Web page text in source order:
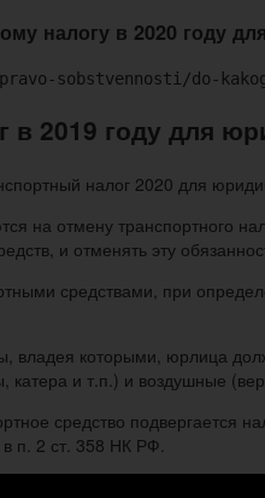
налогу в 2020 году
sobstvennosti/do-
в 2019 году для
на отмену транспортного
и отменять эту
средствами, при
которыми, юрлица
катера и т.п.) и воздушные
средство подвергается
в п. 2 ст. 358 НК РФ.